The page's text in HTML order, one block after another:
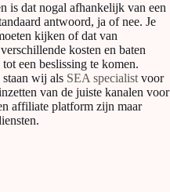
is dat nogal afhankelijk van een
antwoord, ja of nee. Je
kijken of dat van
kosten en baten
een beslissing te komen.
wij als SEA specialist voor
van de juiste kanalen voor
affiliate platform zijn maar